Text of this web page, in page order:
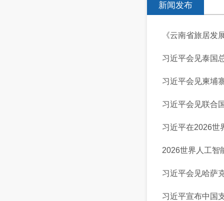
新闻发布
《云南省旅居发
习近平会见泰国
习近平会见柬埔
习近平会见联合
习近平在2026世
2026世界人工智
习近平会见哈萨
习近平宣布中国